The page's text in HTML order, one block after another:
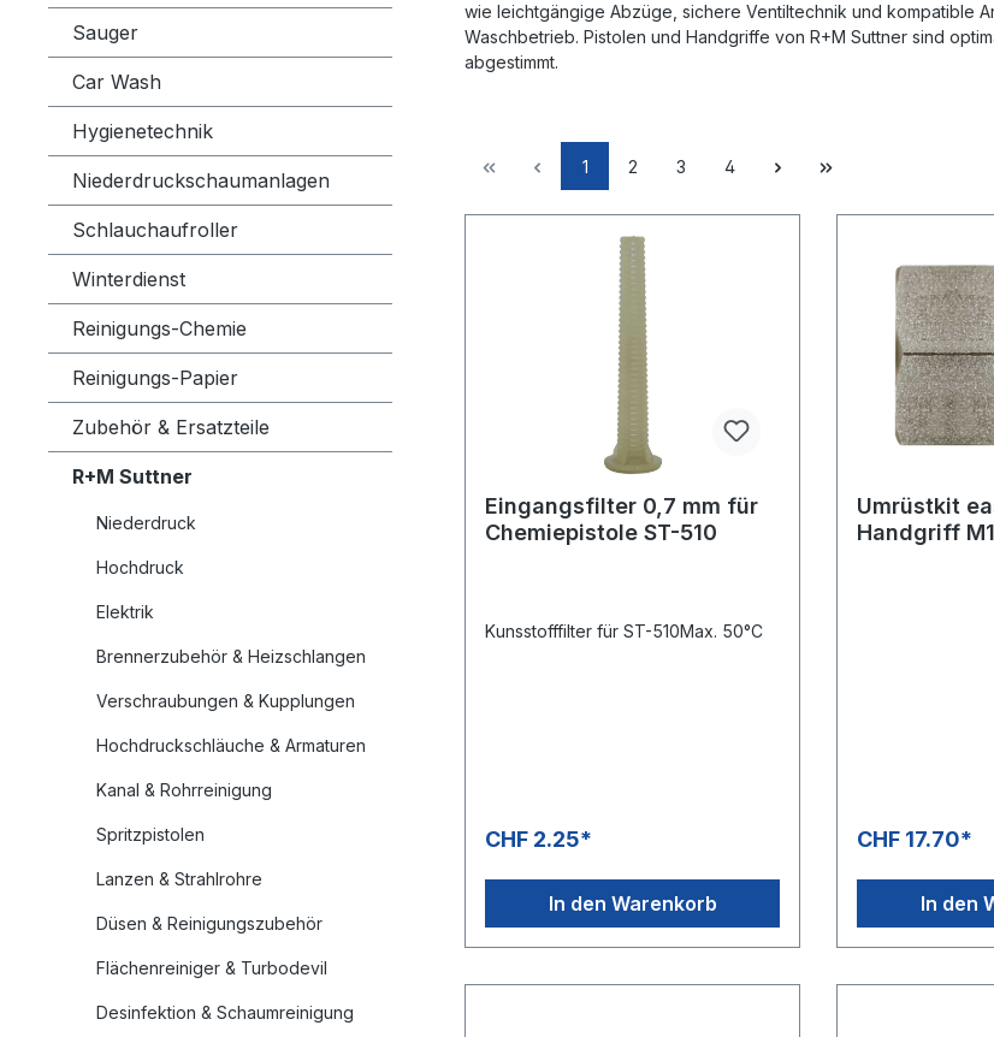
Sauger
Car Wash
Hygienetechnik
Niederdruckschaumanlagen
Schlauchaufroller
Winterdienst
Reinigungs-Chemie
Reinigungs-Papier
Zubehör & Ersatzteile
R+M Suttner
Niederdruck
Hochdruck
Elektrik
Brennerzubehör & Heizschlangen
Verschraubungen & Kupplungen
Hochdruckschläuche & Armaturen
Kanal & Rohrreinigung
Spritzpistolen
Lanzen & Strahlrohre
Düsen & Reinigungszubehör
Flächenreiniger & Turbodevil
Desinfektion & Schaumreinigung
wie leichtgängige Abzüge, sichere Ventiltechnik und kompatible
Waschbetrieb. Pistolen und Handgriffe von R+M Suttner sind
abgestimmt.
1 2 3 4
Eingangsfilter 0,7 mm für
Chemiepistole ST-510
Kunsstofffilter für ST-510Max. 50°C
CHF 2.25*
In den Warenkorb
Umrüstkit
Handgriff
CHF 17.70*
In den